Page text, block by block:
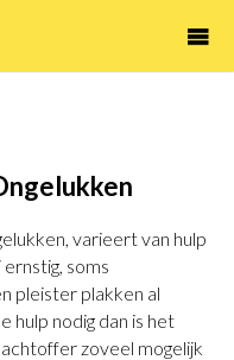

varieert van hulp
soms
pleister plakken al
hulp nodig dan is het
zoveel mogelijk